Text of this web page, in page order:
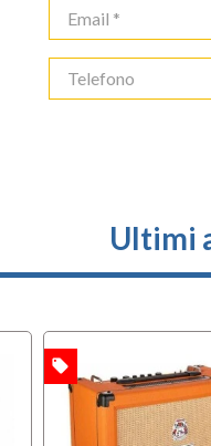
Ultimi
local_offer